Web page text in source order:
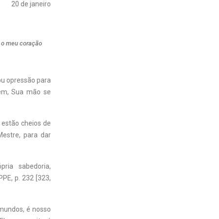
20 de janeiro
meu coração
opressão para
Sua mão se
cheios de
para dar
sabedoria,
p. 232 [323,
é nosso